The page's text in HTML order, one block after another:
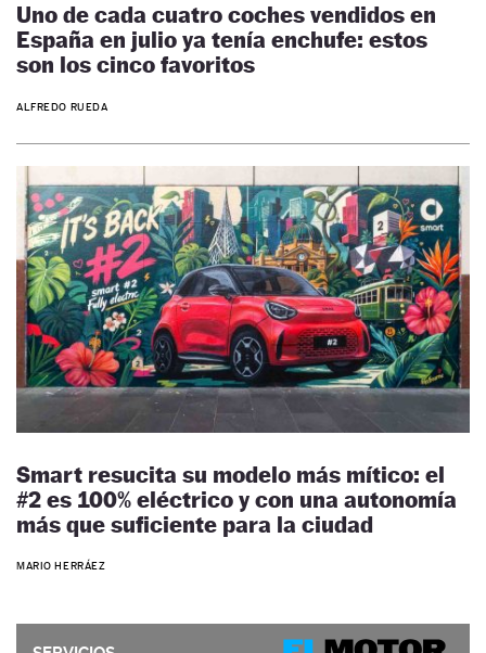
Uno de cada cuatro coches vendidos en
España en julio ya tenía enchufe: estos
son los cinco favoritos
ALFREDO RUEDA
Smart resucita su modelo más mítico: el
#2 es 100% eléctrico y con una autonomía
más que suficiente para la ciudad
MARIO HERRÁEZ